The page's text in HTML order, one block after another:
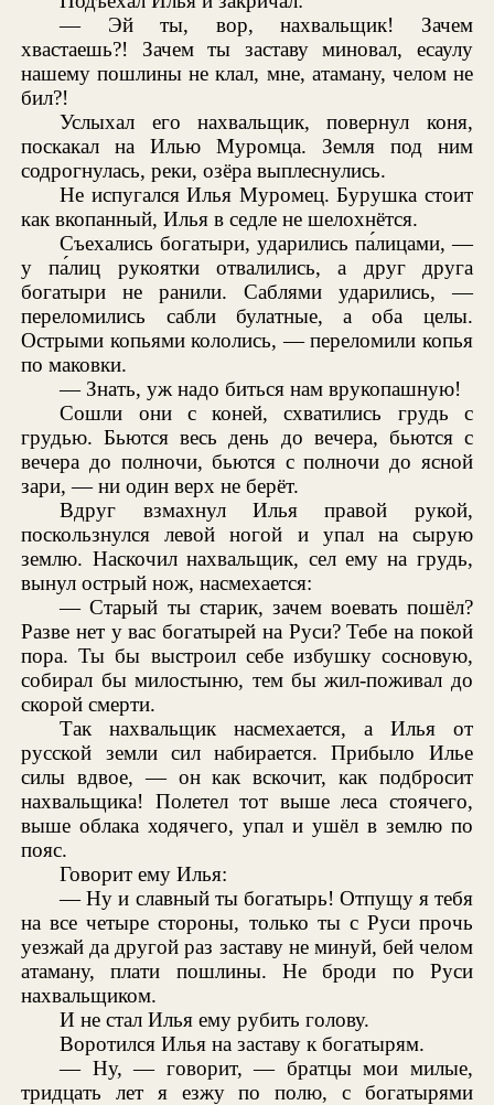
— Эй ты, вор, нахвальщик! Зачем
хвастаешь?! Зачем ты заставу миновал, есаулу
нашему пошлины не клал, мне, атаману, челом не
бил?!
Услыхал его нахвальщик, повернул коня,
поскакал на Илью Муромца. Земля под ним
содрогнулась, реки, озёра выплеснулись.
Не испугался Илья Муромец. Бурушка стоит
как вкопанный, Илья в седле не шелохнётся.
Съехались богатыри, ударились па́лицами, —
у па́лиц рукоятки отвалились, а друг друга
богатыри не ранили. Саблями ударились, —
переломились сабли булатные, а оба целы.
Острыми копьями кололись, — переломили копья
по маковки.
— Знать, уж надо биться нам врукопашную!
Сошли они с коней, схватились грудь с
грудью. Бьются весь день до вечера, бьются с
вечера до полночи, бьются с полночи до ясной
зари, — ни один верх не берёт.
Вдруг взмахнул Илья правой рукой,
поскользнулся левой ногой и упал на сырую
землю. Наскочил нахвальщик, сел ему на грудь,
вынул острый нож, насмехается:
— Старый ты старик, зачем воевать пошёл?
Разве нет у вас богатырей на Руси? Тебе на покой
пора. Ты бы выстроил себе избушку сосновую,
собирал бы милостыню, тем бы жил-поживал до
скорой смерти.
Так нахвальщик насмехается, а Илья от
русской земли сил набирается. Прибыло Илье
силы вдвое, — он как вскочит, как подбросит
нахвальщика! Полетел тот выше леса стоячего,
выше облака ходячего, упал и ушёл в землю по
пояс.
Говорит ему Илья:
— Ну и славный ты богатырь! Отпущу я тебя
на все четыре стороны, только ты с Руси прочь
уезжай да другой раз заставу не минуй, бей челом
атаману, плати пошлины. Не броди по Руси
нахвальщиком.
И не стал Илья ему рубить голову.
Воротился Илья на заставу к богатырям.
— Ну, — говорит, — братцы мои милые,
тридцать лет я езжу по полю, с богатырями